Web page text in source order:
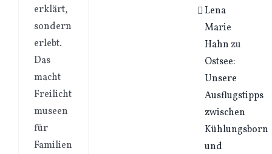
erklärt,
sondern
erlebt.
Das
macht
Freilicht
museen
für
Familien
Lena
Marie
Hahnzu
Ostsee:
Unsere
Ausflugstipps
zwischen
Kühlungsborn
und